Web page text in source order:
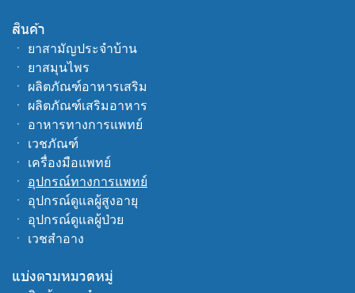
สินค้า
ㆍ ยาสามัญประจำบ้าน
ㆍ ยาสมุนไพร
ㆍ ผลิตภัณฑ์อาหารเสริม
ㆍ ผลิตภัณฑ์เสริมอาหาร
ㆍ อาหารทางการแพทย์
ㆍ เวชภัณฑ์
ㆍ เครื่องมือแพทย์
ㆍ อุปกรณ์ทางการแพทย์
ㆍ อุปกรณ์ดูแลผู้สูงอายุ
ㆍ อุปกรณ์ดูแลผู้ป่วย
ㆍ
เวชสำอาง
แบ่งตามหมวดหมู่